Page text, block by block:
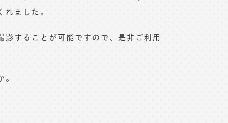
ました。
することが可能ですので、是非ご利用